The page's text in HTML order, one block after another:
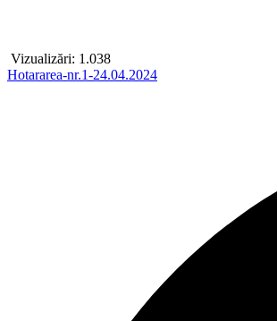
Vizualizări: 1.038
Hotararea-nr.1-24.04.2024